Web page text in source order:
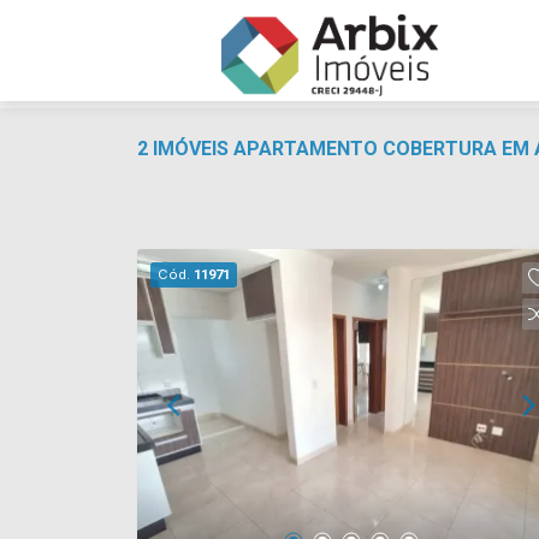
2 IMÓVEIS APARTAMENTO COBERTURA
Cód. 11971